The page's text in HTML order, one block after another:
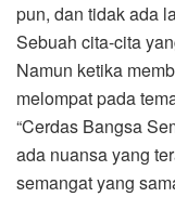
pun, dan tidak ada
Sebuah cita-cita
Namun ketika
melompat pada
“Cerdas Bangsa
ada nuansa yang
semangat yang